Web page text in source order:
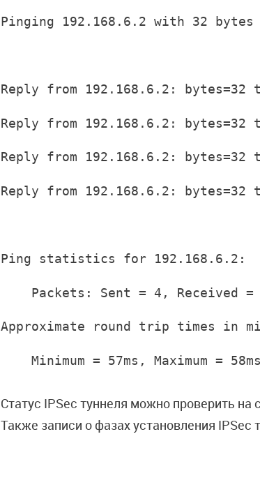
Pinging 192.168.6.2 with 32
Reply from 192.168.6.2: bytes=32
Reply from 192.168.6.2: bytes=32
Reply from 192.168.6.2: bytes=32
Reply from 192.168.6.2: bytes=32
Ping statistics for 192.168.6.2:
Packets: Sent = 4, Received =
Approximate round trip times in
Minimum = 57ms, Maximum =
Статус IPSec туннеля можно проверить на
Также записи о фазах установления IPSec